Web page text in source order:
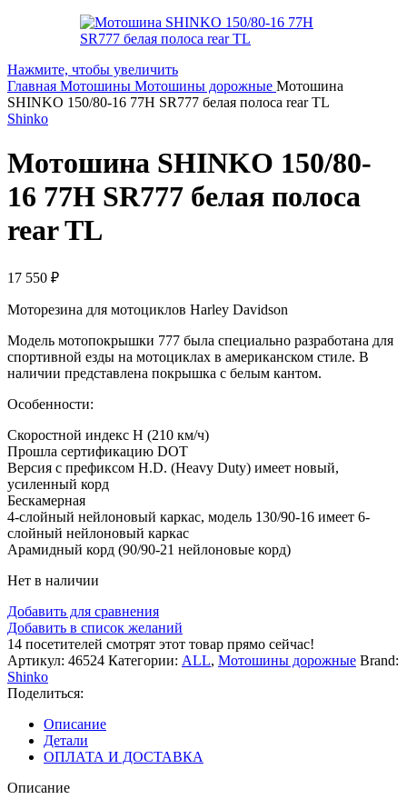
Нажмите, чтобы увеличить
Главная Мотошины Мотошины дорожные Мотошина
SHINKO 150/80-16 77H SR777 белая полоса rear TL
Shinko
Мотошина SHINKO 150/80-
16 77H SR777 белая полоса
rear TL
17 550 ₽
Моторезина для мотоциклов Harley Davidson
Модель мотопокрышки 777 была специально разработана для
спортивной езды на мотоциклах в американском стиле. В
наличии представлена покрышка с белым кантом.
Особенности:
Скоростной индекс H (210 км/ч)
Прошла сертификацию DOT
Версия с префиксом H.D. (Heavy Duty) имеет новый,
усиленный корд
Бескамерная
4-слойный нейлоновый каркас, модель 130/90-16 имеет 6-
слойный нейлоновый каркас
Арамидный корд (90/90-21 нейлоновые корд)
Нет в наличии
Добавить для сравнения
Добавить в список желаний
14 посетителей смотрят этот товар прямо сейчас!
Артикул: 46524 Категории: ALL, Мотошины дорожные Brand:
Shinko
Поделиться:
Описание
Детали
ОПЛАТА И ДОСТАВКА
Описание